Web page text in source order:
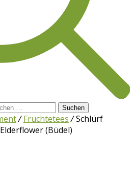
Suchen
/ Früchtetees /Schlürf
(Büdel)